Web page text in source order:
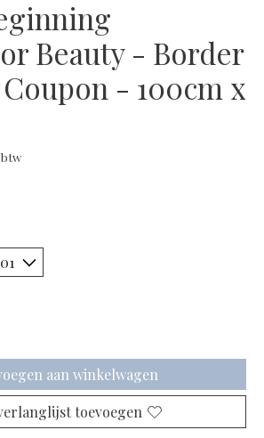
Beauty - Border
- 100cm x
aan winkelwagen
toevoegen